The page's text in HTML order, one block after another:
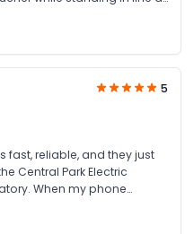
5
fast, reliable, and they just
Central Park Electric
When my phone